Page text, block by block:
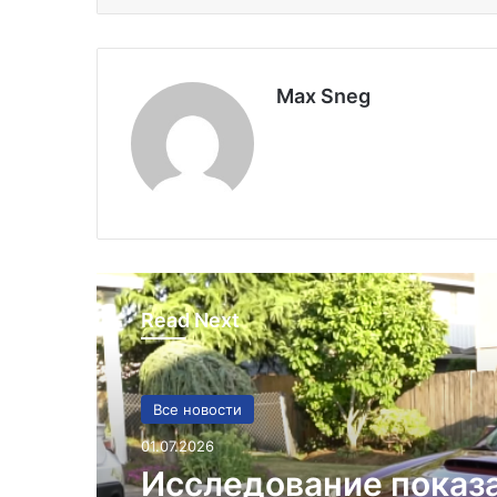
Max Sneg
Read Next
Все новости
01.07.2026
Исследование